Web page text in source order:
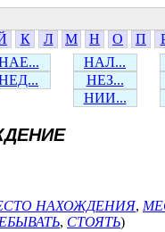
К Л М Н О П
НАЛ...
НЕЗ...
НИИ...
НАХОЖДЕНИЯ,
, СТОЯТЬ)